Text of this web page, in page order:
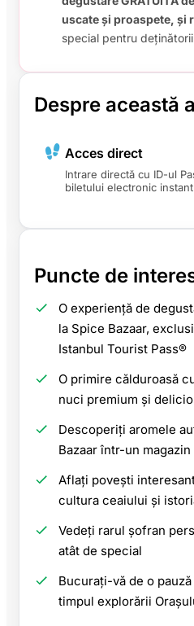
uscate și proaspete, și
special pentru
Despre această
Acces direct
Intrare directă cu ID-ul
biletului electronic instant
Puncte de
O experiență de
la Spice Bazaar,
Istanbul Tourist Pass®
O primire călduroasă
nuci premium și
Descoperiți aromele
Bazaar într-un
Aflați povești
cultura ceaiului și
Vedeți rarul șofran
atât de special
Bucurați-vă de o
timpul explorării